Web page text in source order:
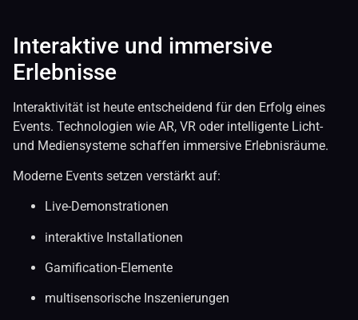
Interaktive und immersive
Erlebnisse
Interaktivität ist heute entscheidend für den Erfolg eines
Events. Technologien wie AR, VR oder intelligente Licht-
und Mediensysteme schaffen immersive Erlebnisräume.
Moderne Events setzen verstärkt auf:
Live-Demonstrationen
interaktive Installationen
Gamification-Elemente
multisensorische Inszenierungen